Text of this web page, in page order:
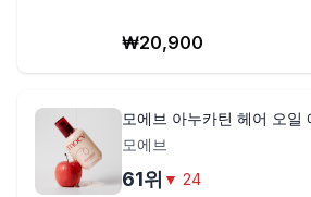
₩20,900
모에브 아누카틴 헤어 오일
모에브
61위 ▼ 24